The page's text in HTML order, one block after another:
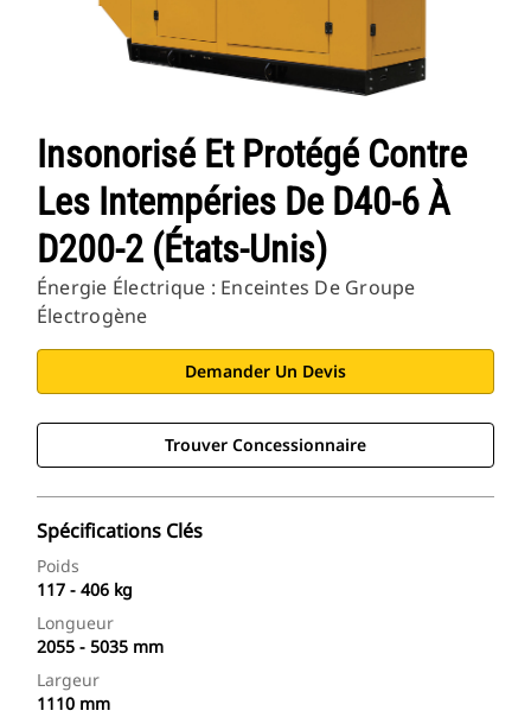
Insonorisé Et Protégé Contre
Les Intempéries De D40-6 À
D200-2 (États-Unis)
Énergie Électrique : Enceintes De Groupe
Électrogène
Demander Un Devis
Trouver Concessionnaire
Spécifications Clés
Poids
117 - 406 kg
Longueur
2055 - 5035 mm
Largeur
1110 mm